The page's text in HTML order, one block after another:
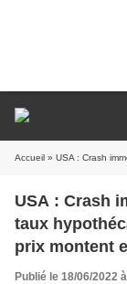
Accueil » USA : Crash immobilier imminent
USA : Crash
taux
prix montent
acheteurs
Publié le 18/06/2022